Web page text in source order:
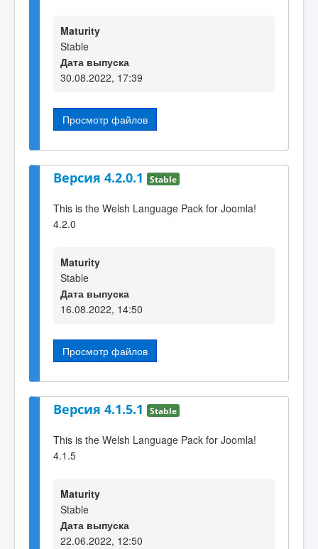
Maturity
Stable
Дата выпуска
30.08.2022, 17:39
Просмотр файлов
Версия 4.2.0.1 Stable
This is the Welsh Language Pack for Joomla!
4.2.0
Maturity
Stable
Дата выпуска
16.08.2022, 14:50
Просмотр файлов
Версия 4.1.5.1 Stable
This is the Welsh Language Pack for Joomla!
4.1.5
Maturity
Stable
Дата выпуска
22.06.2022, 12:50